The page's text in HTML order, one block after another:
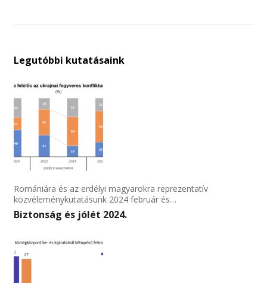
Legutóbbi kutatásaink
Biztonság és jólét 2024.
Romániára és az erdélyi magyarokra reprezentatív
közvéleménykutatásunk 2024 február és…